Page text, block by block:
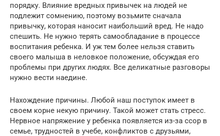
порядку. Влияние вредных привычек на людей не
подлежит сомнению, поэтому возьмите сначала
привычку, которая наносит наибольший вред. Не надо
спешить. Не нужно терять самообладание в процессе
воспитания ребенка. И уж тем более нельзя ставить
своего малыша в неловкое положение, обсуждая его
проблемы при других людях. Все деликатные разговоры
нужно вести наедине.
Нахождение причины. Любой наш поступок имеет в
своем корне некую причину. Такой может стать стресс.
Нервное напряжение у ребенка появляется из-за ссор в
семье, трудностей в учебе, конфликтов с друзьями,